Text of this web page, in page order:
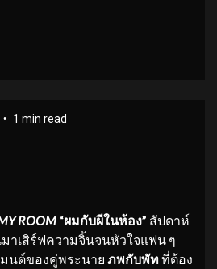
1 min read
ROOM “ผมกับผีในห้อง” สัปดาห์
าเสิร์ฟความจิ้นจนหัวใจแฟน ๆ
นต์ของคู่พระนาย ภพกับพัทที่ต้อง